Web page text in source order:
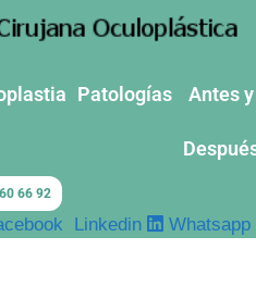
Patologías Antes y
66 92
Linkedin Whatsapp